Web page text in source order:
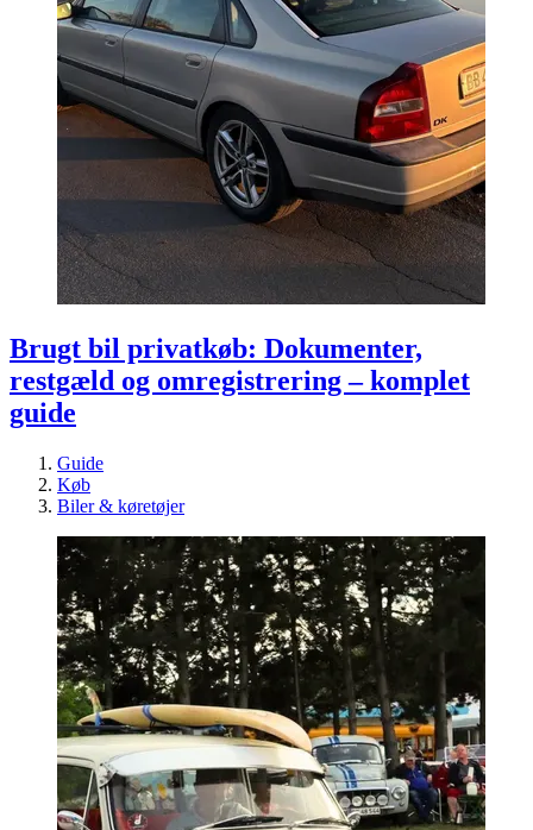
Brugt bil privatkøb: Dokumenter,
restgæld og omregistrering – komplet
guide
Guide
Køb
Biler & køretøjer